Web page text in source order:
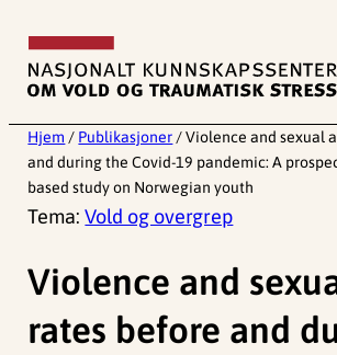
innhold
Hjem / Publikasjoner / Violence and sexual
and during the Covid-19 pandemic: A
based study on Norwegian youth
Tema:Vold og overgrep
Violence and
rates before and